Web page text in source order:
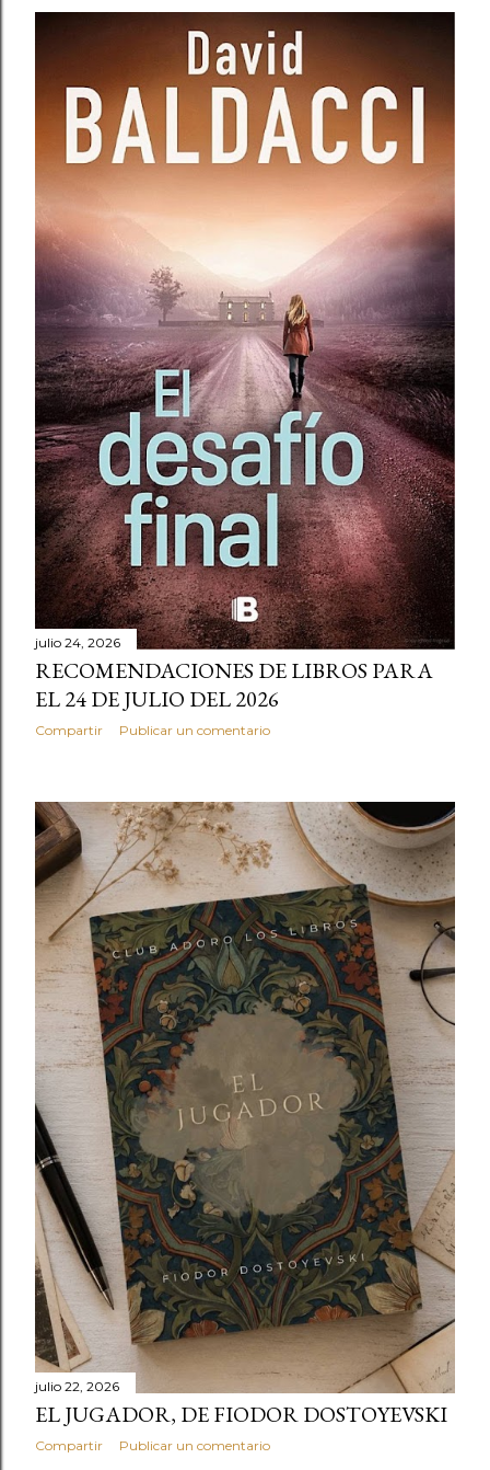
julio 24, 2026
RECOMENDACIONES DE LIBROS PARA
EL 24 DE JULIO DEL 2026
Compartir Publicar un comentario
julio 22, 2026
EL JUGADOR, DE FIODOR DOSTOYEVSKI
Compartir Publicar un comentario